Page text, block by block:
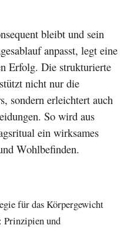
bleibt und sein
anpasst, legt eine
Erfolg. Die strukturierte
nicht nur die
sondern erleichtert auch
So wird aus
ein wirksames
Wohlbefinden.
für das Körpergewicht
Prinzipien und